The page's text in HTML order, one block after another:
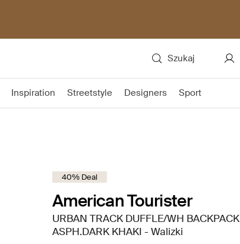
Szukaj
Inspiration Streetstyle Designers Sport
40% Deal
American Tourister
URBAN TRACK DUFFLE/WH BACKPACK
ASPH.DARK KHAKI - Walizki